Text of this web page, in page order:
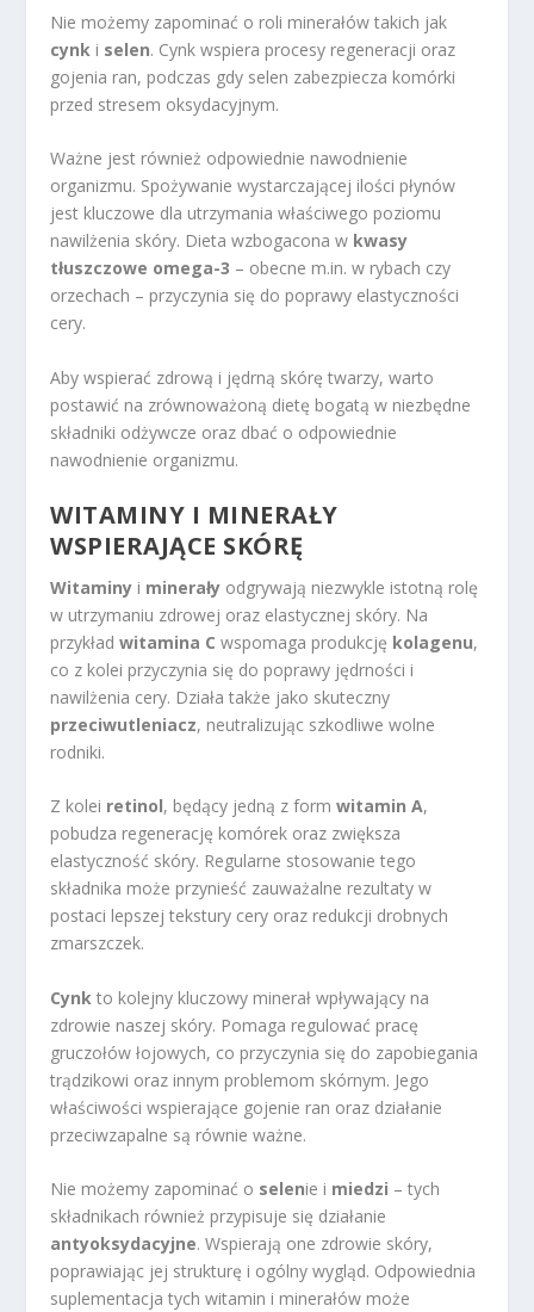
Nie możemy zapominać o roli minerałów takich jak
cynk i selen. Cynk wspiera procesy regeneracji oraz
gojenia ran, podczas gdy selen zabezpiecza komórki
przed stresem oksydacyjnym.
Ważne jest również odpowiednie nawodnienie
organizmu. Spożywanie wystarczającej ilości płynów
jest kluczowe dla utrzymania właściwego poziomu
nawilżenia skóry. Dieta wzbogacona w kwasy
tłuszczowe omega-3 – obecne m.in. w rybach czy
orzechach – przyczynia się do poprawy elastyczności
cery.
Aby wspierać zdrową i jędrną skórę twarzy, warto
postawić na zrównoważoną dietę bogatą w niezbędne
składniki odżywcze oraz dbać o odpowiednie
nawodnienie organizmu.
WITAMINY I MINERAŁY
WSPIERAJĄCE SKÓRĘ
Witaminy i minerały odgrywają niezwykle istotną rolę
w utrzymaniu zdrowej oraz elastycznej skóry. Na
przykładwitamina C wspomaga produkcję kolagenu,
co z kolei przyczynia się do poprawy jędrności i
nawilżenia cery. Działa także jako skuteczny
przeciwutleniacz, neutralizując szkodliwe wolne
rodniki.
Z kolei retinol, będący jedną z formwitamin A,
pobudza regenerację komórek oraz zwiększa
elastyczność skóry. Regularne stosowanie tego
składnika może przynieść zauważalne rezultaty w
postaci lepszej tekstury cery oraz redukcji drobnych
zmarszczek.
Cynk to kolejny kluczowy minerał wpływający na
zdrowie naszej skóry. Pomaga regulować pracę
gruczołów łojowych, co przyczynia się do zapobiegania
trądzikowi oraz innym problemom skórnym. Jego
właściwości wspierające gojenie ran oraz działanie
przeciwzapalne są równie ważne.
Nie możemy zapominać o selenie i miedzi – tych
składnikach również przypisuje się działanie
antyoksydacyjne. Wspierają one zdrowie skóry,
poprawiając jej strukturę i ogólny wygląd. Odpowiednia
suplementacja tych witamin i minerałów może